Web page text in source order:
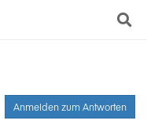
Anmelden zum Antworten